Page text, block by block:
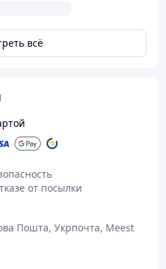
в наборе.
– номер телефона как
элементами.
возможность прикоснуться
шоу. Этот
станет изюминкой вашей
элементом для
прямо сейчас и
оригинального аксессуара.
всё
от посылки
Пошта, Укрпочта, Meest